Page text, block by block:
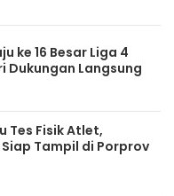
ke 16 Besar Liga 4
Dukungan Langsung
Tes Fisik Atlet,
Tampil di Porprov